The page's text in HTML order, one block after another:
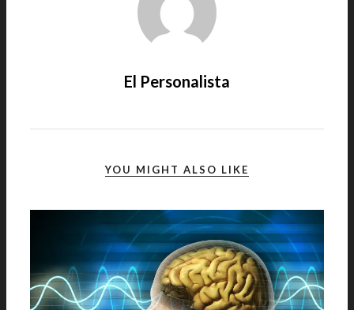
El Personalista
YOU MIGHT ALSO LIKE